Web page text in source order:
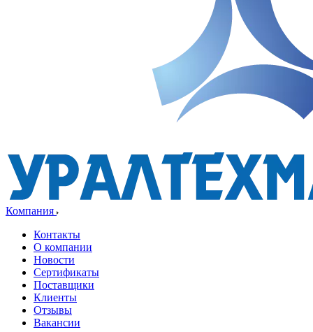
Компания
Контакты
О компании
Новости
Сертификаты
Поставщики
Клиенты
Отзывы
Вакансии